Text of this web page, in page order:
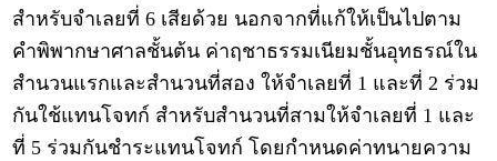
สำหรับจำเลยที่ 6 เสียด้วย นอกจากที่แก้ให้เป็นไปตาม
คำพิพากษาศาลชั้นต้น ค่าฤชาธรรมเนียมชั้นอุทธรณ์ใน
สำนวนแรกและสำนวนที่สอง ให้จำเลยที่ 1 และที่ 2 ร่วม
กันใช้แทนโจทก์ สำหรับสำนวนที่สามให้จำเลยที่ 1 และ
ที่ 5 ร่วมกันชำระแทนโจทก์ โดยกำหนดค่าทนายความ